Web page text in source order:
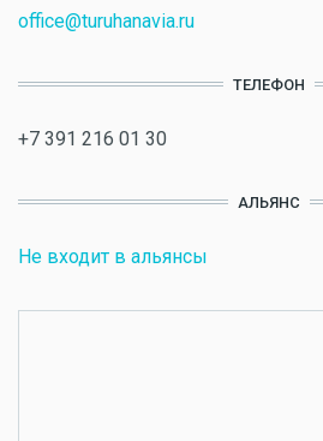
office@turuhanavia.ru
ТЕЛЕФОН
+7 391 216 01 30
АЛЬЯНС
Не входит в альянсы